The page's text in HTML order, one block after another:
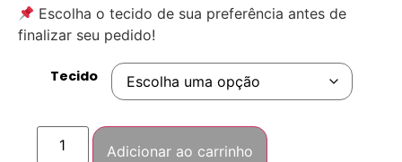
Escolha o tecido de sua preferência antes de
finalizar seu pedido!
Tecido
Adicionar ao carrinho